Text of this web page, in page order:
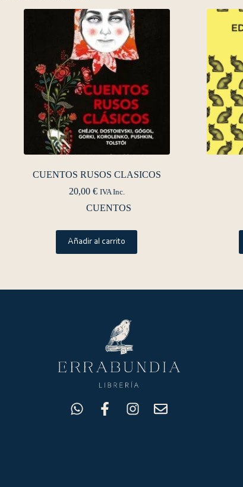
CUENTOS RUSOS CLASICOS
20,00 € IVA Inc.
CUENTOS
Añadir al carrito